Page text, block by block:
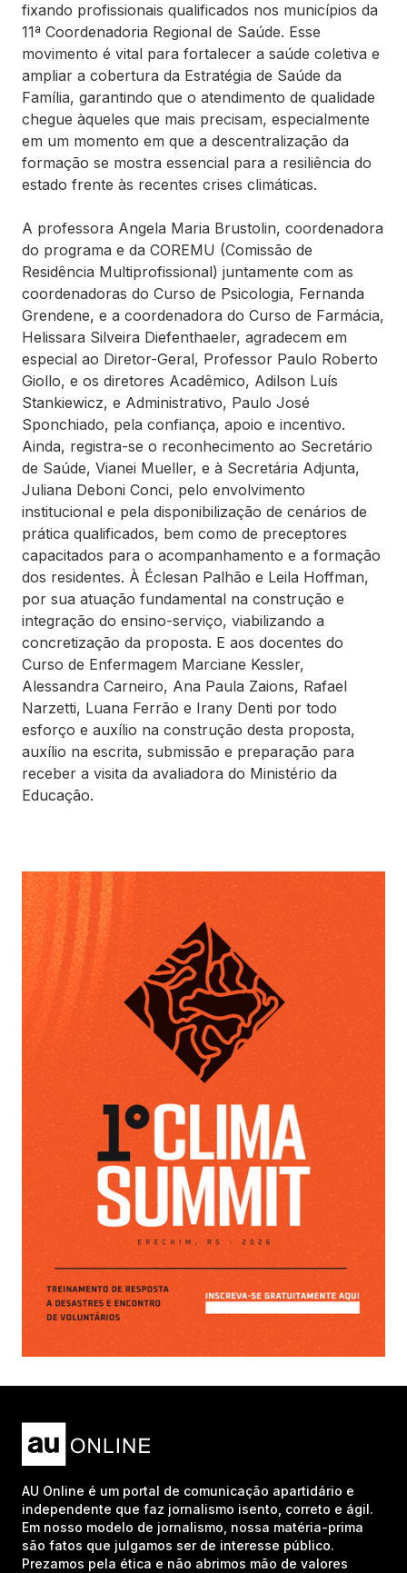
fixando profissionais qualificados nos municípios da
11ª Coordenadoria Regional de Saúde. Esse
movimento é vital para fortalecer a saúde coletiva e
ampliar a cobertura da Estratégia de Saúde da
Família, garantindo que o atendimento de qualidade
chegue àqueles que mais precisam, especialmente
em um momento em que a descentralização da
formação se mostra essencial para a resiliência do
estado frente às recentes crises climáticas.
A professora Angela Maria Brustolin, coordenadora
do programa e da COREMU (Comissão de
Residência Multiprofissional) juntamente com as
coordenadoras do Curso de Psicologia, Fernanda
Grendene, e a coordenadora do Curso de Farmácia,
Helissara Silveira Diefenthaeler, agradecem em
especial ao Diretor-Geral, Professor Paulo Roberto
Giollo, e os diretores Acadêmico, Adilson Luís
Stankiewicz, e Administrativo, Paulo José
Sponchiado, pela confiança, apoio e incentivo.
Ainda, registra-se o reconhecimento ao Secretário
de Saúde, Vianei Mueller, e à Secretária Adjunta,
Juliana Deboni Conci, pelo envolvimento
institucional e pela disponibilização de cenários de
prática qualificados, bem como de preceptores
capacitados para o acompanhamento e a formação
dos residentes. À Éclesan Palhão e Leila Hoffman,
por sua atuação fundamental na construção e
integração do ensino-serviço, viabilizando a
concretização da proposta. E aos docentes do
Curso de Enfermagem Marciane Kessler,
Alessandra Carneiro, Ana Paula Zaions, Rafael
Narzetti, Luana Ferrão e Irany Denti por todo
esforço e auxílio na construção desta proposta,
auxílio na escrita, submissão e preparação para
receber a visita da avaliadora do Ministério da
Educação.
AU Online é um portal de comunicação apartidário e
independente que faz jornalismo isento, correto e ágil.
Em nosso modelo de jornalismo, nossa matéria-prima
são fatos que julgamos ser de interesse público.
Prezamos pela ética e não abrimos mão de valores